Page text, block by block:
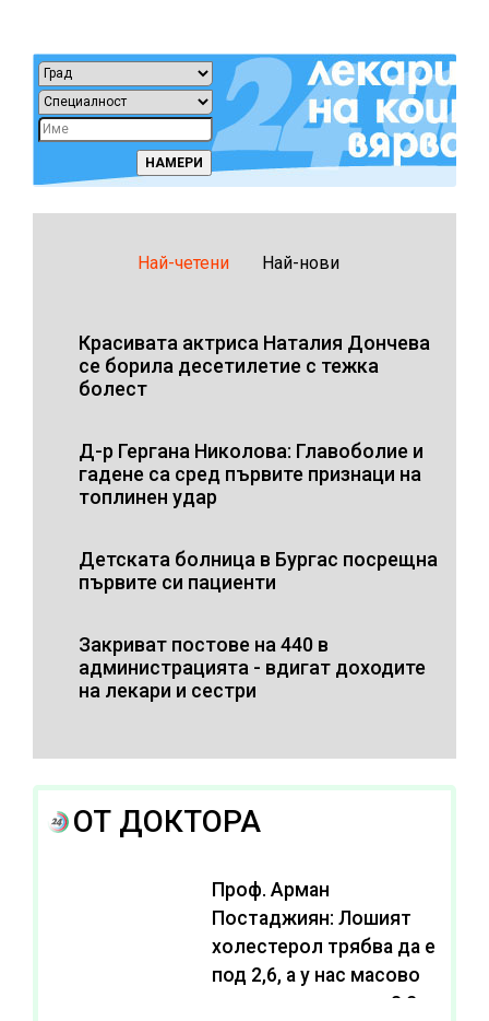
Най-четени Най-нови
Красивата актриса Наталия Дончева
се борила десетилетие с тежка
болест
Д-р Гергана Николова: Главоболие и
гадене са сред първите признаци на
топлинен удар
Детската болница в Бургас посрещна
първите си пациенти
Закриват постове на 440 в
администрацията - вдигат доходите
на лекари и сестри
ОТ ДОКТОРА
Проф. Арман
Постаджиян: Лошият
холестерол трябва да е
под 2,6, а у нас масово
се живее с нива от 3,2